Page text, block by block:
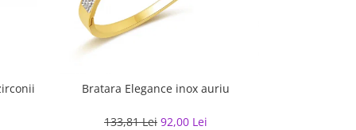
Bratara Elegance inox auriu
133,81 Lei 92,00 Lei